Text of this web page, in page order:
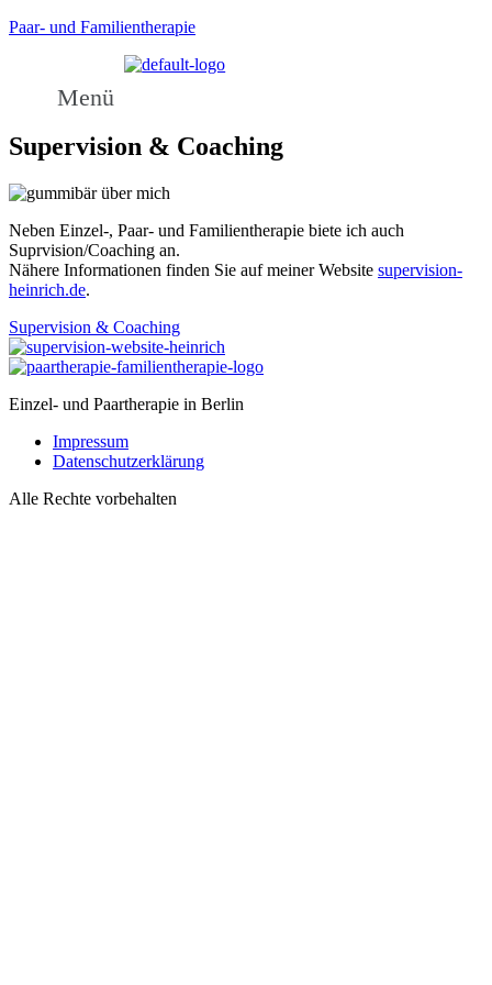
Paar- und Familientherapie
Menü
Supervision & Coaching
Neben Einzel-, Paar- und Familientherapie biete ich auch
Suprvision/Coaching an.
Nähere Informationen finden Sie auf meiner Website supervision-
heinrich.de.
Supervision & Coaching
Einzel- und Paartherapie in Berlin
Impressum
Datenschutzerklärung
Alle Rechte vorbehalten